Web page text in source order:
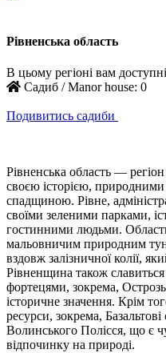
Рівненська область
В цьому регіоні вам
Садиб / Manor house: 0
Подивитись садиби
Рівненська область —
своєю історією,
спадщиною. Рівне,
своїми зеленими парками,
гостинними людьми.
мальовничим природним
вздовж залізничної колії,
Рівненщина також
фортецями, зокрема,
історичне значення. Крім
ресурси, зокрема, Базальтові
Волинського Полісся, що є
відпочинку на природі.